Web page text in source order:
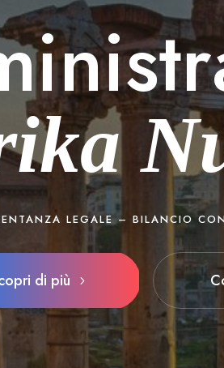
LEGALE – BILANCIO
di più